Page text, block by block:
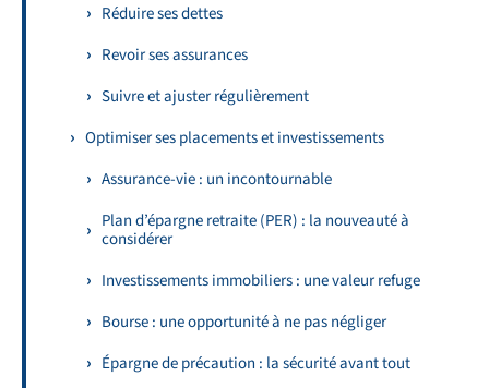
Réduire ses dettes
Revoir ses assurances
Suivre et ajuster régulièrement
Optimiser ses placements et investissements
Assurance-vie : un incontournable
Plan d’épargne retraite (PER) : la nouveauté à
considérer
Investissements immobiliers : une valeur refuge
Bourse : une opportunité à ne pas négliger
Épargne de précaution : la sécurité avant tout